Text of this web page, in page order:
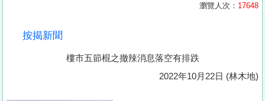
瀏覽人次： 17648
按揭新聞
樓市五節棍之撤辣消息落空有排跌
2022年10月22日 (林木地)